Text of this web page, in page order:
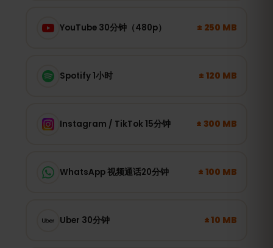
YouTube 30分钟（480p） ± 250 MB
Spotify 1小时 ± 120 MB
Instagram / TikTok 15分钟 ± 300 MB
WhatsApp 视频通话20分钟 ± 100 MB
Uber 30分钟 ± 10 MB